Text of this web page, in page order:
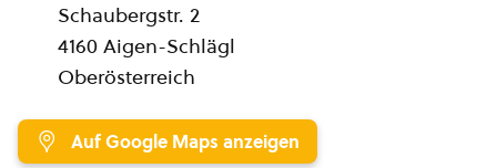
Schaubergstr. 2
4160 Aigen-Schlägl
Oberösterreich
Auf Google Maps anzeigen